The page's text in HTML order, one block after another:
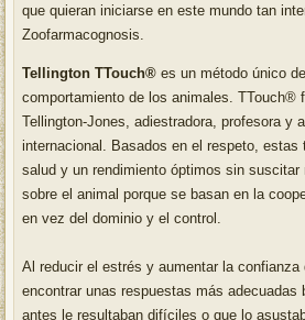
que quieran iniciarse en este mundo tan
Zoofarmacognosis.
Tellington TTouch® es un método único
comportamiento de los animales. TTouch®
Tellington-Jones, adiestradora, profesora y
internacional. Basados en el respeto, estas
salud y un rendimiento óptimos sin suscitar
sobre el animal porque se basan en la
en vez del dominio y el control.
Al reducir el estrés y aumentar la
encontrar unas respuestas más adecuadas
antes le resultaban difíciles o que lo